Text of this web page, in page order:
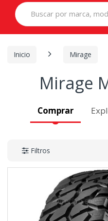
Search
for:
Inicio Mirage
Mirage
Comprar
Filtros